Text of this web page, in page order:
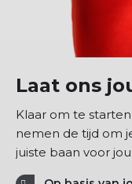
Laat ons
Klaar om te
nemen de tijd om
juiste baan voor